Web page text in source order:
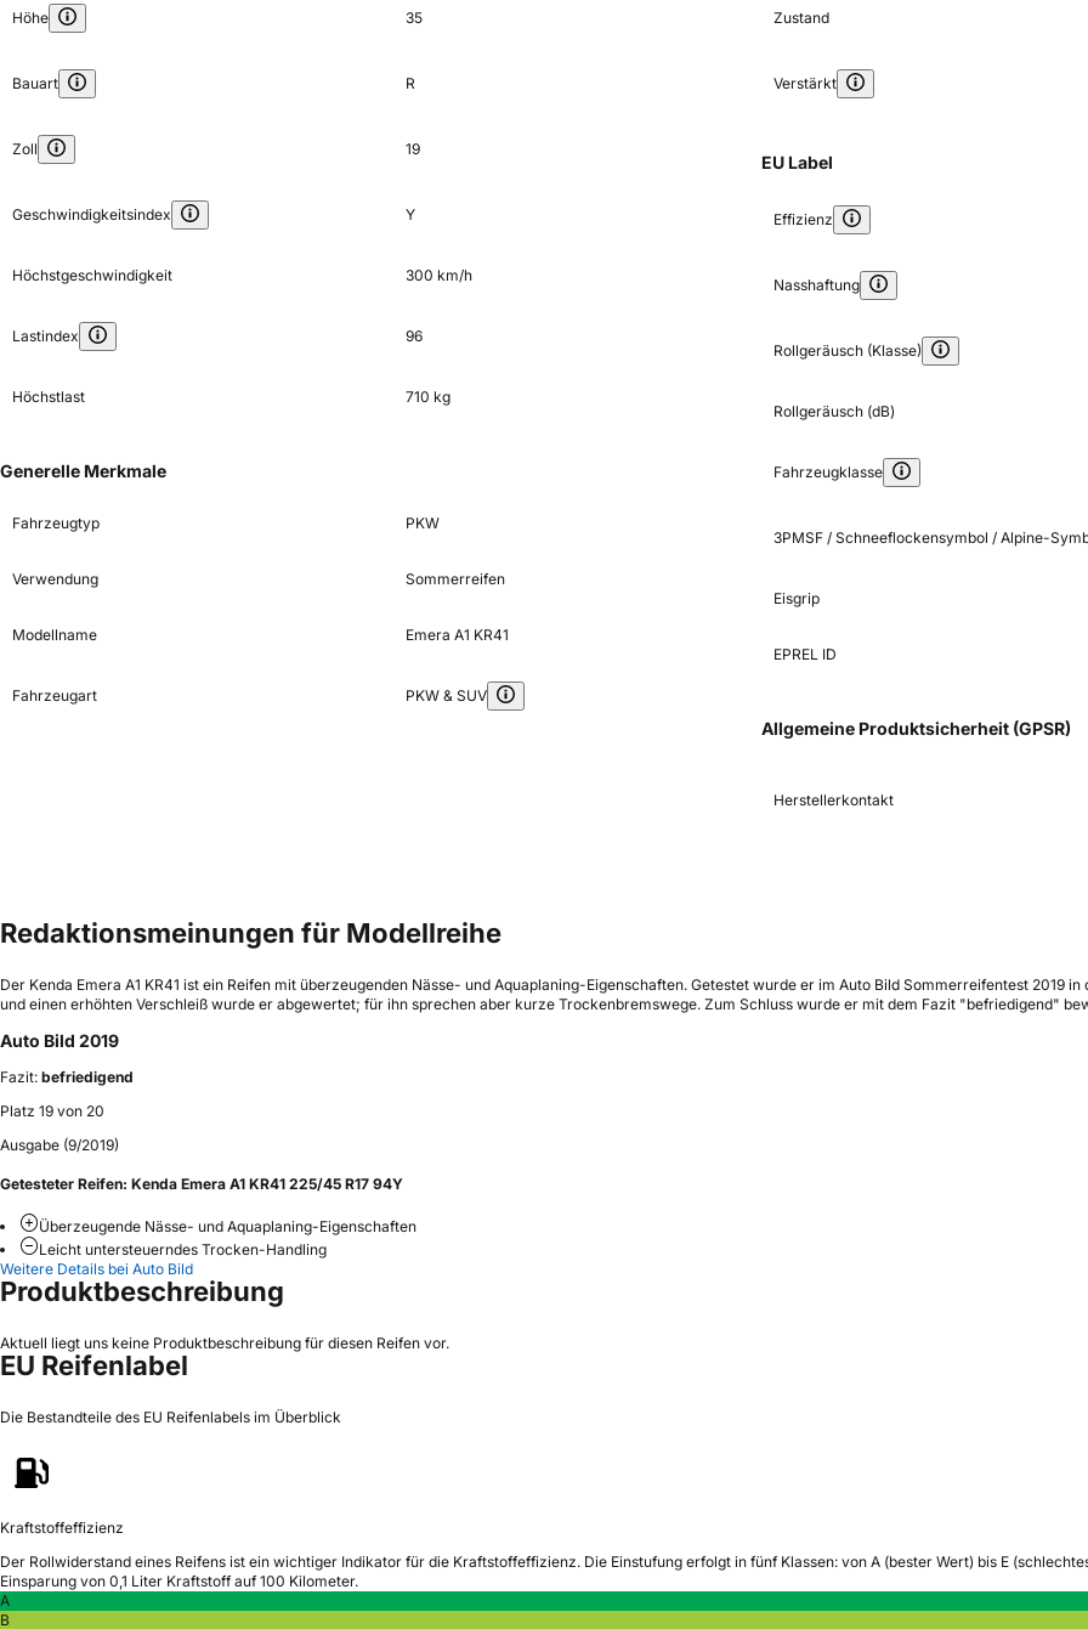
Höhe 35
Bauart R
Zoll 19
Geschwindigkeitsindex Y
Höchstgeschwindigkeit 300 km/h
Lastindex 96
Höchstlast 710 kg
Generelle Merkmale
Fahrzeugtyp PKW
Verwendung Sommerreifen
Modellname Emera A1 KR41
Fahrzeugart PKW & SUV
Zustand
Verstärkt
EU Label
Effizienz
Nasshaftung
Rollgeräusch (Klasse)
Rollgeräusch (dB)
Fahrzeugklasse
3PMSF / Schneeflockensymbol / Alpine-
Eisgrip
EPREL ID
Allgemeine Produktsicherheit (GPSR)
Herstellerkontakt
Redaktionsmeinungen für Modellreihe
Der Kenda Emera A1 KR41 ist ein Reifen mit überzeugenden Nässe- und Aquaplaning-Eigenschaften. Getestet wurde er im Auto Bild Sommerreifentest 2019
und einen erhöhten Verschleiß wurde er abgewertet; für ihn sprechen aber kurze Trockenbremswege. Zum Schluss wurde er mit dem Fazit "befriedigend"
Auto Bild 2019
Fazit: befriedigend
Platz 19 von 20
Ausgabe (9/2019)
Getesteter Reifen: Kenda Emera A1 KR41 225/45 R17 94Y
Überzeugende Nässe- und Aquaplaning-Eigenschaften
Leicht untersteuerndes Trocken-Handling
Weitere Details bei Auto Bild
Produktbeschreibung
Aktuell liegt uns keine Produktbeschreibung für diesen Reifen vor.
EU Reifenlabel
Die Bestandteile des EU Reifenlabels im Überblick
Kraftstoffeffizienz
Der Rollwiderstand eines Reifens ist ein wichtiger Indikator für die Kraftstoffeffizienz. Die Einstufung erfolgt in fünf Klassen: von A (bester Wert) bis E
Einsparung von 0,1 Liter Kraftstoff auf 100 Kilometer.
A
B